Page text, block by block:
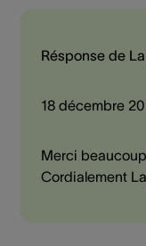
Résponse de
18 décembre
Merci
Cordialement